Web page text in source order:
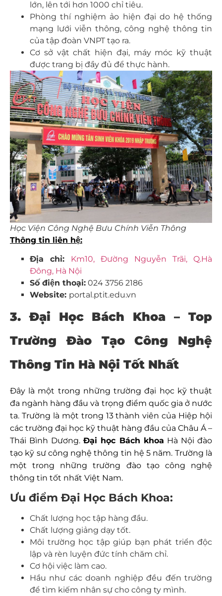
lớn, lên tới hơn 1000 chỉ tiêu.
Phòng thí nghiệm ảo hiện đại do hệ thống
mạng lưới viễn thông, công nghệ thông tin
của tập đoàn VNPT tạo ra.
Cơ sở vật chất hiện đại, máy móc kỹ thuật
được trang bị đầy đủ để thực hành.
Học Viện Công Nghệ Bưu Chính Viễn Thông
Thông tin liên hệ:
Địa chỉ: Km10, Đường Nguyễn Trãi, Q.Hà
Đông, Hà Nội
Số điện thoại: 024 3756 2186
Website: portal.ptit.edu.vn
3. Đại Học Bách Khoa – Top
Trường Đào Tạo Công Nghệ
Thông Tin Hà Nội Tốt Nhất
Đây là một trong những trường đại học kỹ thuật
đa ngành hàng đầu và trọng điểm quốc gia ở nước
ta. Trường là một trong 13 thành viên của Hiệp hội
các trường đại học kỹ thuật hàng đầu của Châu Á –
Thái Bình Dương.Đại học Bách khoa Hà Nội đào
tạo kỹ sư công nghệ thông tin hệ 5 năm. Trường là
một trong những trường đào tạo công nghệ
thông tin tốt nhất Việt Nam.
Ưu điểm Đại Học Bách Khoa:
Chất lượng học tập hàng đầu.
Chất lượng giảng dạy tốt.
Môi trường học tập giúp bạn phát triển độc
lập và rèn luyện đức tính chăm chỉ.
Cơ hội việc làm cao.
Hầu như các doanh nghiệp đều đến trường
để tìm kiếm nhân sự cho công ty mình.